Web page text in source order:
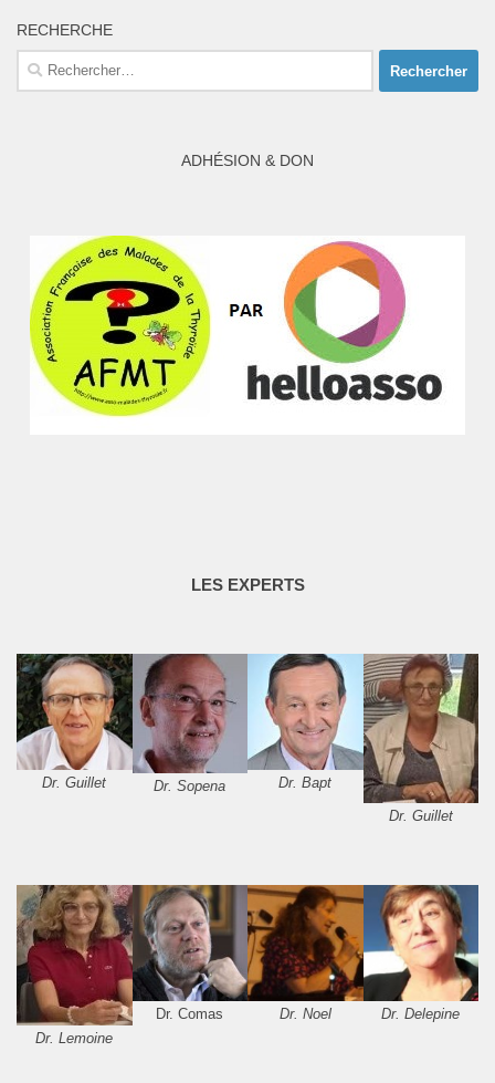
RECHERCHE
Rechercher :
ADHÉSION & DON
LES EXPERTS
Dr. Guillet Dr. Sopena Dr. Bapt
Dr. Guillet
Dr. Lemoine
Dr. Comas Dr. Noel Dr. Delepine